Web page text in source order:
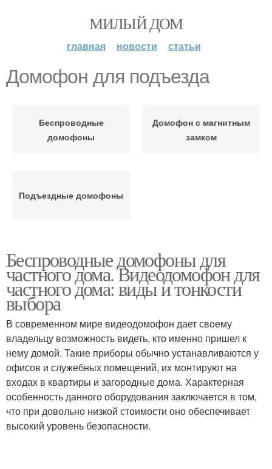
МИЛЫЙ ДОМ
главная новости статьи
Домофон для подъезда
Беспроводные
домофоны
Домофон с магнитным
замком
Подъездные домофоны
Беспроводные домофоны для
частного дома. Видеодомофон для
частного дома: виды и тонкости
выбора
В современном мире видеодомофон дает своему
владельцу возможность видеть, кто именно пришел к
нему домой. Такие приборы обычно устанавливаются у
офисов и служебных помещений, их монтируют на
входах в квартиры и загородные дома. Характерная
особенность данного оборудования заключается в том,
что при довольно низкой стоимости оно обеспечивает
высокий уровень безопасности.